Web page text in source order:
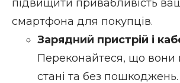
підвищити привабливість
смартфона для покупців.
Зарядний пристрій і
Переконайтеся, що вони
стані та без пошкоджень.